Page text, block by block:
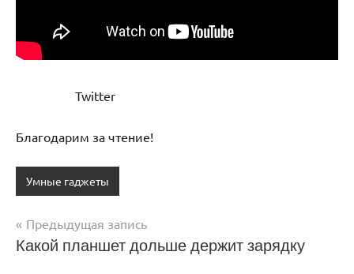
Twitter
Благодарим за чтение!
Умные гаджеты
Навигация
Предыдущая запись
Какой планшет дольше держит зарядку